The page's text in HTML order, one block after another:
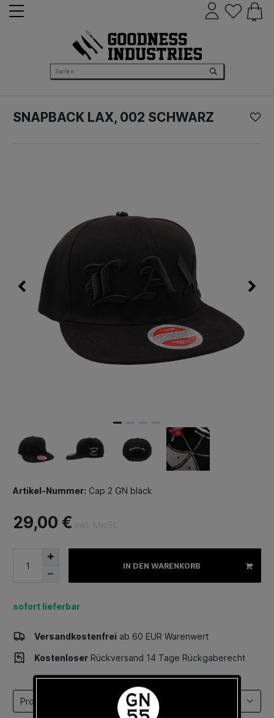
0
SNAPBACK LAX, 002 SCHWARZ
Artikel-Nummer: Cap 2 GN black
29,00 €
IN DEN WARENKORB
sofort lieferbar
Versandkostenfrei ab 60 EUR Warenwert
Kostenloser Rückversand 14 Tage Rückgaberecht
Select a tab